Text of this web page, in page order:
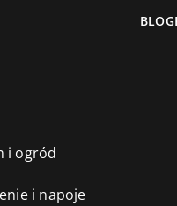
BLOG
i ogród
i napoje